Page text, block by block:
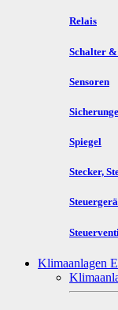
Relais
Schalter
Sensoren
Spiegel
Stecker,
Klimaanlagen